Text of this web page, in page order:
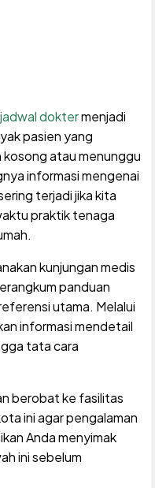
jadwal doktermenjadi
pasien yang
atau menunggu
informasi mengenai
terjadi jika kita
praktik tenaga
kunjungan medis
panduan
utama. Melalui
informasi mendetail
tata cara
berobat ke fasilitas
ini agar pengalaman
Anda menyimak
ini sebelum